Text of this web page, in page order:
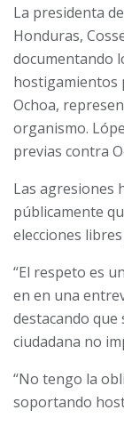
La presidenta
Honduras,
documentando
hostigamientos
Ochoa,
organismo.
previas contra
Las agresiones
públicamente
elecciones
“El respeto es
en en una
destacando
ciudadana no
“No tengo la
soportando